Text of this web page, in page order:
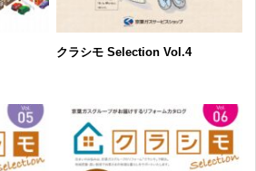
クラシモ Selection Vol.4